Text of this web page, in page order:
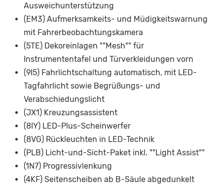
Ausweichunterstützung
(EM3) Aufmerksamkeits- und Müdigkeitswarnung
mit Fahrerbeobachtungskamera
(5TE) Dekoreinlagen ""Mesh"" für
Instrumententafel und Türverkleidungen vorn
(9I5) Fahrlichtschaltung automatisch, mit LED-
Tagfahrlicht sowie Begrüßungs- und
Verabschiedungslicht
(JX1) Kreuzungsassistent
(8IY) LED-Plus-Scheinwerfer
(8VG) Rückleuchten in LED-Technik
(PLB) Licht-und-Sicht-Paket inkl. ""Light Assist""
(1N7) Progressivlenkung
(4KF) Seitenscheiben ab B-Säule abgedunkelt